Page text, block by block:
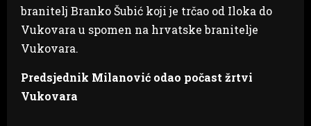
branitelj Branko Šubić koji je trčao od Iloka do
Vukovara u spomen na hrvatske branitelje
Vukovara.
Predsjednik Milanović odao počast žrtvi
Vukovara